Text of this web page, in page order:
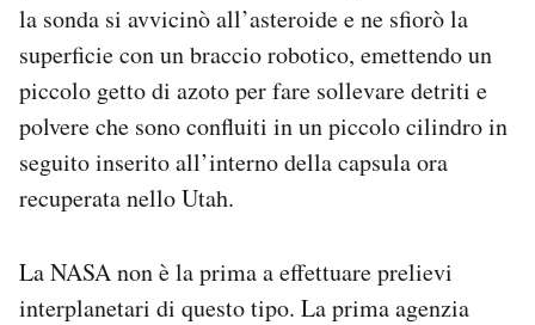
la sonda si avvicinò all’asteroide e ne sfiorò la
superficie con un braccio robotico, emettendo un
piccolo getto di azoto per fare sollevare detriti e
polvere che sono confluiti in un piccolo cilindro in
seguito inserito all’interno della capsula ora
recuperata nello Utah.
La NASA non è la prima a effettuare prelievi
interplanetari di questo tipo. La prima agenzia